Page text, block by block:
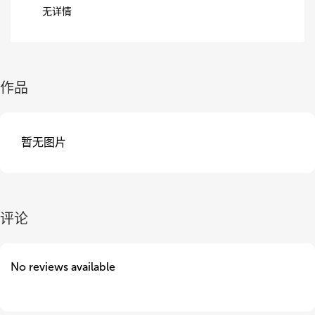
无详情
作品
暂无图片
评论
No reviews available